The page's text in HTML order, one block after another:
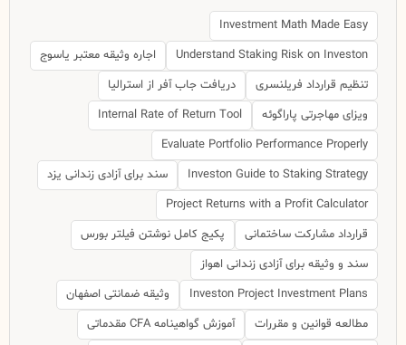
Investment Math Made Easy
Understand Staking Risk on Investon
اجاره وثیقه معتبر یاسوج
تنظیم قرارداد فریلنسری
دریافت جاب آفر از استرالیا
ویزای مهاجرتی پاراگوئه
Internal Rate of Return Tool
Evaluate Portfolio Performance Properly
Investon Guide to Staking Strategy
سند برای آزادی زندانی یزد
Project Returns with a Profit Calculator
قرارداد مشارکت ساختمانی
پکیج کامل نوشتن فیلتر بورس
سند و وثیقه برای آزادی زندانی اهواز
Investon Project Investment Plans
وثیقه ضمانتی اصفهان
مطالعه قوانین و مقررات
آموزش گواهینامه CFA مقدماتی